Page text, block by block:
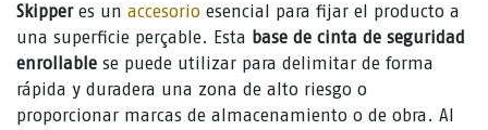
Skipperes un accesorio esencial para fijar el producto a
una superficie perçable. Esta base de cinta de seguridad
enrollable se puede utilizar para delimitar de forma
rápida y duradera una zona de alto riesgo o
proporcionar marcas de almacenamiento o de obra. Al